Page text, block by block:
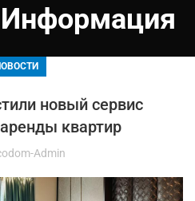
новый сервис
квартир
Admin